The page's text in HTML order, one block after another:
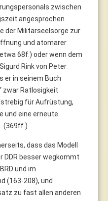
zwischen
angesprochen
der Militärseelsorge zur
und atomarer
68f.) oder wenn dem
Rink von Peter
er in seinem Buch
zwar Ratlosigkeit
für Aufrüstung,
und eine erneute
(369ff.)
dass das Modell
DDR besser wegkommt
und im
(163-208), und
zu fast allen anderen